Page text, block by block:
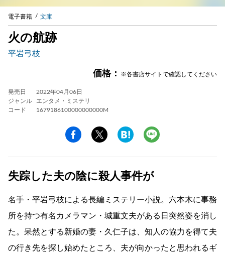
電子書籍 文庫
火の航跡
平岩弓枝
価格： ※各書店サイトで確認してください
発売日
2022年04月06日
ジャンル
エンタメ・ミステリ
コード
1679186100000000000M
失踪した夫の陰に殺人事件が
名手・平岩弓枝による長編ミステリー小説。六本木に事務
所を持つ有名カメラマン・城重文夫がある日突然姿を消し
た。呆然とする新婚の妻・久仁子は、知人の協力を得て夫
の行き先を探し始めたところ、夫が向かったと思われるギ